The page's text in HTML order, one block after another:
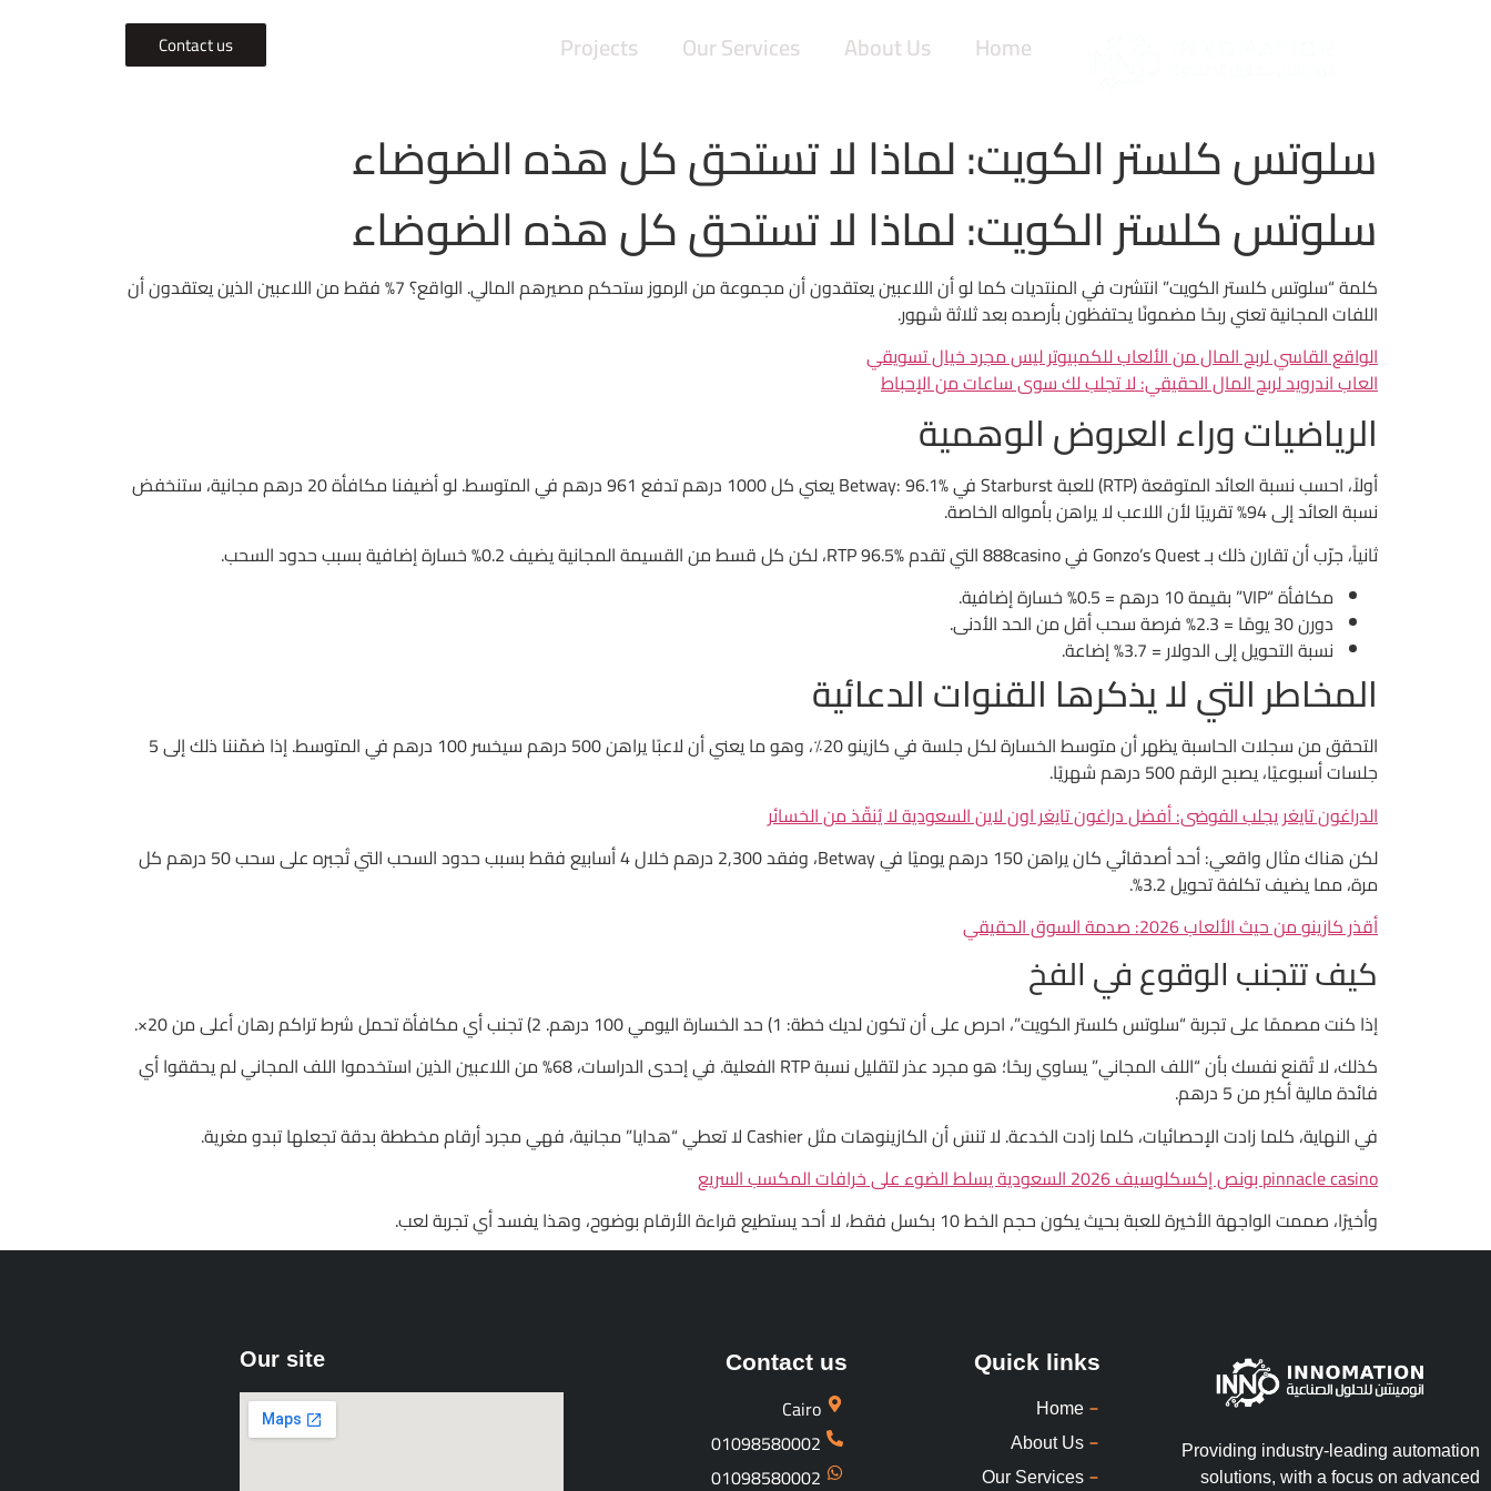
Home
About Us
Our Services
Projects
Contact us
سلوتس كلستر الكويت: لماذا لا تستحق كل هذه الضوضاء
سلوتس كلستر الكويت: لماذا لا تستحق كل هذه الضوضاء
كلمة “سلوتس كلستر الكويت” انتشرت في المنتديات كما لو أن اللاعبين يعتقدون أن مجموعة من الرموز ستحكم مصيرهم المالي. الواقع؟ 7% فقط من اللاعبين الذين يعتقدون أن
اللفات المجانية تعني ربحًا مضمونًا يحتفظون بأرصده بعد ثلاثة شهور.
الواقع القاسي لربح المال من الألعاب للكمبيوتر ليس مجرد خيال تسويقي
العاب اندرويد لربح المال الحقيقي: لا تجلب لك سوى ساعات من الإحباط
الرياضيات وراء العروض الوهمية
أولاً، احسب نسبة العائد المتوقعة (RTP) للعبة Starburst في Betway: 96.1% يعني كل 1000 درهم تدفع 961 درهم في المتوسط. لو أضيفنا مكافأة 20 درهم مجانية، ستنخفض
نسبة العائد إلى 94% تقريبًا لأن اللاعب لا يراهن بأمواله الخاصة.
ثانياً، جرّب أن تقارن ذلك بـ Gonzo’s Quest في 888casino التي تقدم RTP 96.5%، لكن كل قسط من القسيمة المجانية يضيف 0.2% خسارة إضافية بسبب حدود السحب.
مكافأة “VIP” بقيمة 10 درهم = 0.5% خسارة إضافية.
دورن 30 يومًا = 2.3% فرصة سحب أقل من الحد الأدنى.
نسبة التحويل إلى الدولار = 3.7% إضاعة.
المخاطر التي لا يذكرها القنوات الدعائية
التحقق من سجلات الحاسبة يظهر أن متوسط الخسارة لكل جلسة في كازينو 20٪، وهو ما يعني أن لاعبًا يراهن 500 درهم سيخسر 100 درهم في المتوسط. إذا ضمّننا ذلك إلى 5
جلسات أسبوعيًا، يصبح الرقم 500 درهم شهريًا.
الدراغون تايغر يجلب الفوضى: أفضل دراغون تايغر اون لاين السعودية لا يُنقّذ من الخسائر
لكن هناك مثال واقعي: أحد أصدقائي كان يراهن 150 درهم يوميًا في Betway، وفقد 2,300 درهم خلال 4 أسابيع فقط بسبب حدود السحب التي تُجبره على سحب 50 درهم كل
مرة، مما يضيف تكلفة تحويل 3.2%.
أقذر كازينو من حيث الألعاب 2026: صدمة السوق الحقيقي
كيف تتجنب الوقوع في الفخ
إذا كنت مصممًا على تجربة “سلوتس كلستر الكويت”، احرص على أن تكون لديك خطة: 1) حد الخسارة اليومي 100 درهم. 2) تجنب أي مكافأة تحمل شرط تراكم رهان أعلى من 20×.
كذلك، لا تُقنع نفسك بأن “اللف المجاني” يساوي ربحًا؛ هو مجرد عذر لتقليل نسبة RTP الفعلية. في إحدى الدراسات، 68% من اللاعبين الذين استخدموا اللف المجاني لم يحققوا أي
فائدة مالية أكبر من 5 درهم.
في النهاية، كلما زادت الإحصائيات، كلما زادت الخدعة. لا تنسَ أن الكازينوهات مثل Cashier لا تعطي “هدايا” مجانية، فهي مجرد أرقام مخططة بدقة تجعلها تبدو مغرية.
pinnacle casino بونص إكسكلوسيف 2026 السعودية يسلط الضوء على خرافات المكسب السريع
وأخيرًا، صممت الواجهة الأخيرة للعبة بحيث يكون حجم الخط 10 بكسل فقط، لا أحد يستطيع قراءة الأرقام بوضوح، وهذا يفسد أي تجربة لعب.
Providing industry-leading automation
solutions, with a focus on advanced
Quick links
Home
About Us
Our Services
Contact us
Cairo
01098580002
01098580002
Our site